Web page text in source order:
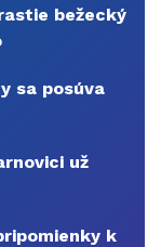
bežecký
sa posúva
už
k